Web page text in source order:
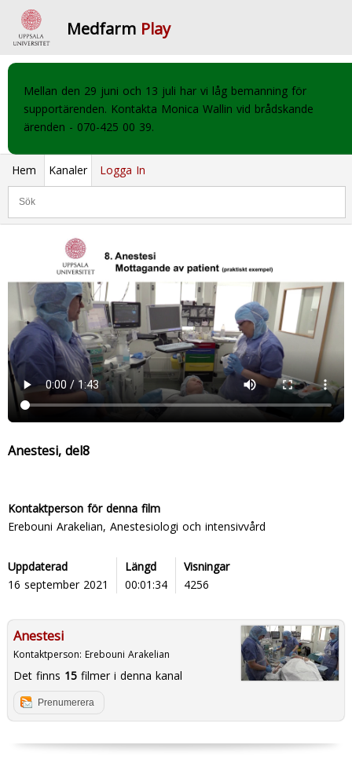
Medfarm Play
Mellan den 29 juni och 13 juli har vi låg bemanning för
supportärenden. Kontakta Monica Wallin vid brådskande
ärenden - 070-425 00 39.
Hem Kanaler Logga In
Anestesi, del8
Kontaktperson för denna film
Erebouni Arakelian, Anestesiologi och intensivvård
Uppdaterad
16 september 2021
Längd
00:01:34
Visningar
4256
Anestesi
Kontaktperson: Erebouni Arakelian
Det finns 15filmer i denna kanal
Prenumerera